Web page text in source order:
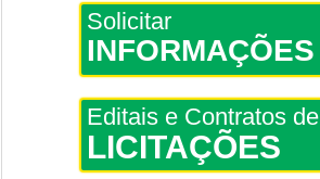
Solicitar
INFORMAÇÕES
Editais e Contratos de
LICITAÇÕES